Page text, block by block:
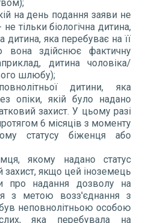
на день подання заяви не
тільки біологічна дитина,
дитина, яка перебуває на її
вона здійснює фактичну
дитина чоловіка/
шлюбу);
дитини, яка
опіки, якій було надано
захист. У цьому разі
6 місяців з моменту
статусу біженця або
якому надано статус
захист, якщо цей іноземець
про надання дозволу на
з метою возз'єднання з
неповнолітньою особою
яка перебувала на